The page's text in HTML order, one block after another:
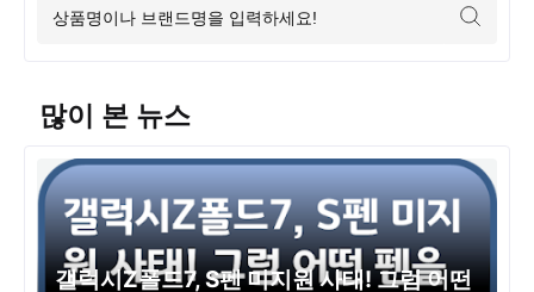
많이 본 뉴스
갤럭시Z폴드7, S펜 미지원 사태! 그럼 어떤